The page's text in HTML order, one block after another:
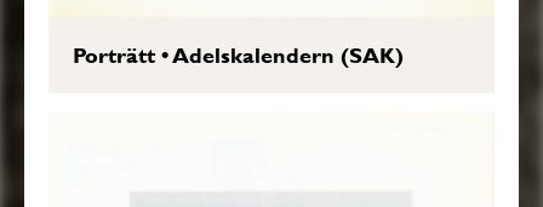
Porträtt•Adelskalendern (SAK)